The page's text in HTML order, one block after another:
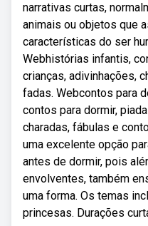
narrativas curtas,
animais ou objetos que
características do ser
Webhistórias infantis,
crianças, adivinhações,
fadas. Webcontos para
contos para dormir,
charadas, fábulas e
uma excelente opção
antes de dormir, pois
envolventes, também
uma forma. Os temas
princesas. Durações